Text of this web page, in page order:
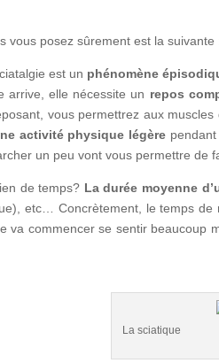
vous posez sûrement est la
est un phénomène
arrive, elle nécessite un repos
vous permettrez aux
activité physique légère
un peu vont vous permettre
de temps? La durée moyenne
etc… Concrètement, le temps
commencer se sentir beaucoup
La sciatique